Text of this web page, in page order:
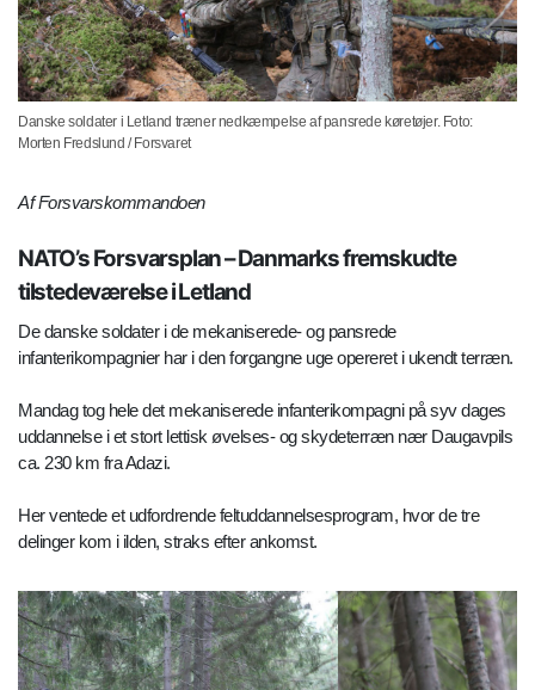
Danske soldater i Letland træner nedkæmpelse af pansrede køretøjer. Foto:
Morten Fredslund / Forsvaret
Af Forsvarskommandoen
NATO’s Forsvarsplan – Danmarks fremskudte
tilstedeværelse i Letland
De danske soldater i de mekaniserede- og pansrede
infanterikompagnier har i den forgangne uge opereret i ukendt terræn.
Mandag tog hele det mekaniserede infanterikompagni på syv dages
uddannelse i et stort lettisk øvelses- og skydeterræn nær Daugavpils
ca. 230 km fra Adazi.
Her ventede et udfordrende feltuddannelsesprogram, hvor de tre
delinger kom i ilden, straks efter ankomst.